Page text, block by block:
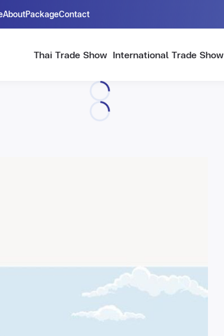
AboutPackageContact
Thai Trade Show International Trade Show